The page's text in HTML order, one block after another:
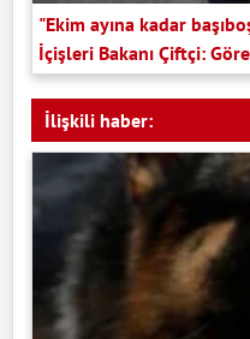
"Ekim ayına kadar
İçişleri Bakanı Çiftçi:
İlişkili haber: